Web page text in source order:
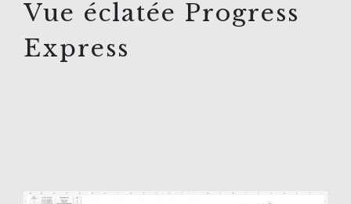
Vue éclatée Progress
Express